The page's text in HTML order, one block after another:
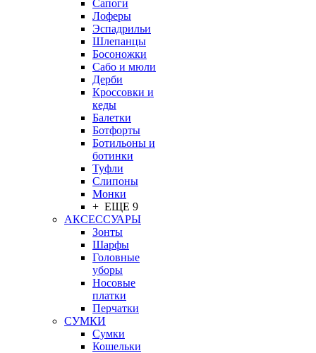
Сапоги
Лоферы
Эспадрильи
Шлепанцы
Босоножки
Сабо и мюли
Дерби
Кроссовки и
кеды
Балетки
Ботфорты
Ботильоны и
ботинки
Туфли
Слипоны
Монки
+ ЕЩЕ 9
АКСЕССУАРЫ
Зонты
Шарфы
Головные
уборы
Носовые
платки
Перчатки
СУМКИ
Сумки
Кошельки